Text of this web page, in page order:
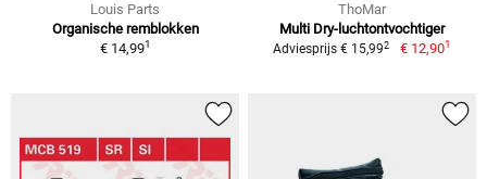
Louis Parts
Organische remblokken
€ 14,991
ThoMar
Multi Dry-luchtontvochtiger
Adviesprijs € 15,992 € 12,901